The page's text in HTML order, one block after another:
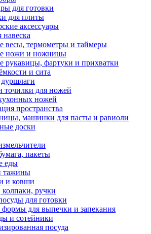
для готовки
для плиты
аксессуары
навеска
весы, термометры и таймеры
ножи и ножницы
рукавицы, фартуки и прихватки
и сита
точилки для ножей
ножей
пространства
машинки для пасты и равиоли
доски
пакеты
еды
тажины
и ковши
ручки
для готовки
формы для выпечки и запекания
и сотейники
посуда